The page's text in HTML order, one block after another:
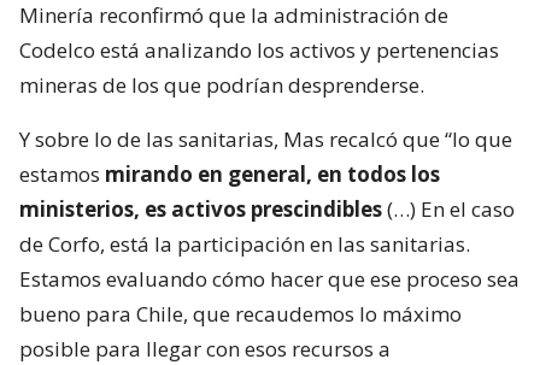
Minería reconfirmó que la administración de
Codelco está analizando los activos y pertenencias
mineras de los que podrían desprenderse.
Y sobre lo de las sanitarias, Mas recalcó que “lo que
estamos mirando en general, en todos los
ministerios, es activos prescindibles(…) En el caso
de Corfo, está la participación en las sanitarias.
Estamos evaluando cómo hacer que ese proceso sea
bueno para Chile, que recaudemos lo máximo
posible para llegar con esos recursos a